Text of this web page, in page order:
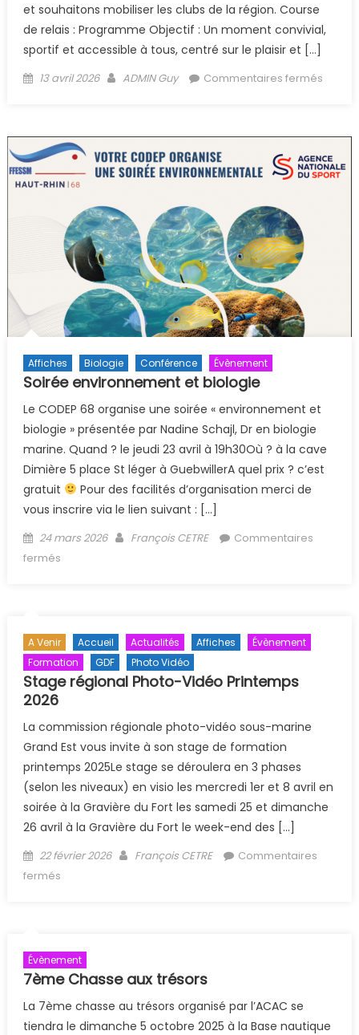
et souhaitons mobiliser les clubs de la région. Course
de relais : Programme Objectif : Un moment convivial,
sportif et accessible à tous, centré sur le plaisir et […]
Posted on
13 avril 2026 Author
ADMIN Guy Commentaires fermés
Kruth-
Affiches Biologie Conférence Évènement
Soirée environnement et biologie
Le CODEP 68 organise une soirée « environnement et
biologie » présentée par Nadine Schajl, Dr en biologie
marine. Quand ? le jeudi 23 avril à 19h30Où ? à la cave
Dimière 5 place St léger à GuebwillerA quel prix ? c’est
gratuit
Pour des facilités d’organisation merci de
vous inscrire via le lien suivant : […]
Posted on
24 mars 2026 Author
François CETRE
Commentaires
fermés
A Venir Accueil Actualités Affiches
Évènement
Formation
GDF Photo Vidéo
Stage régional Photo-Vidéo Printemps
2026
La commission régionale photo-vidéo sous-marine
Grand Est vous invite à son stage de formation
printemps 2025Le stage se déroulera en 3 phases
(selon les niveaux) en visio les mercredi 1er et 8 avril en
soirée à la Gravière du Fort les samedi 25 et dimanche
26 avril à la Gravière du Fort le week-end des […]
Posted on
22 février 2026 Author
François CETRE
Commentaires
fermés
Évènement
7ème Chasse aux trésors
La 7ème chasse au trésors organisé par l’ACAC se
tiendra le dimanche 5 octobre 2025 à la Base nautique